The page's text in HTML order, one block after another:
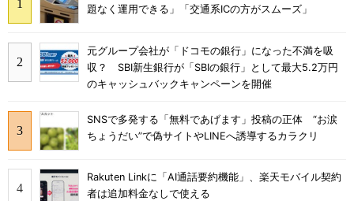
題なく運用できる」「交通系ICの方がスムーズ」
元グループ会社が「ドコモの銀行」になった不満を吸
収？ SBI新生銀行が「SBIの銀行」として最大5.2万円
のキャッシュバックキャンペーンを開催
SNSで多発する「無料であげます」投稿の正体 “お涙
ちょうだい”で偽サイトやLINEへ誘導するカラクリ
Rakuten Linkに「AI通話要約機能」、楽天モバイル契約
者は追加料金なしで使える